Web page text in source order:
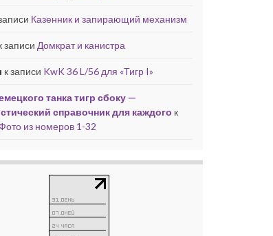
Казенник и запирающий механизм
записи Домкрат и канистра
к записи KwK 36 L/56 для «Тигр I»
танка тигр сбоку —
справочник для каждого к
из номеров 1-32